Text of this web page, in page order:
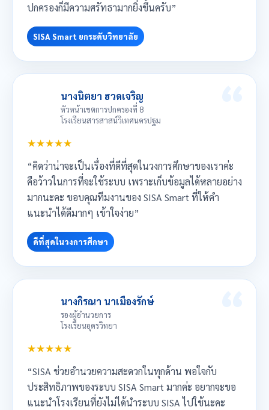
ปกครองก็มีความศรัทธามากยิ่งขึ้นครับ”
SISA Smart ยกระดับวิทยาลัย
นางนิตยา ฮวดเจริญ
หัวหน้าเขตการปกครองที่ 8
โรงเรียนสารสาสน์วิเทศนครปฐม
★★★★★
“คิดว่าน่าจะเป็นเรื่องที่ดีที่สุดในวงการศึกษาของเราค่ะ
คือว้าวในการที่จะใช้ระบบ เพราะเก็บข้อมูลได้หลายอย่าง
มากนะคะ ขอบคุณทีมงานของ SISA Smart ที่ให้คำ
แนะนำได้ดีมากๆ เข้าใจง่าย”
ดีที่สุดในวงการศึกษา
นางกิรณา นาเมืองรักษ์
รองผู้อำนวยการ
โรงเรียนอุดรวิทยา
★★★★★
“SISA ช่วยอำนวยความสะดวกในทุกด้าน พอใจกับ
ประสิทธิภาพของระบบ SISA Smart มากค่ะ อยากจะขอ
แนะนำโรงเรียนที่ยังไม่ได้นำระบบ SISA ไปใช้นะคะ